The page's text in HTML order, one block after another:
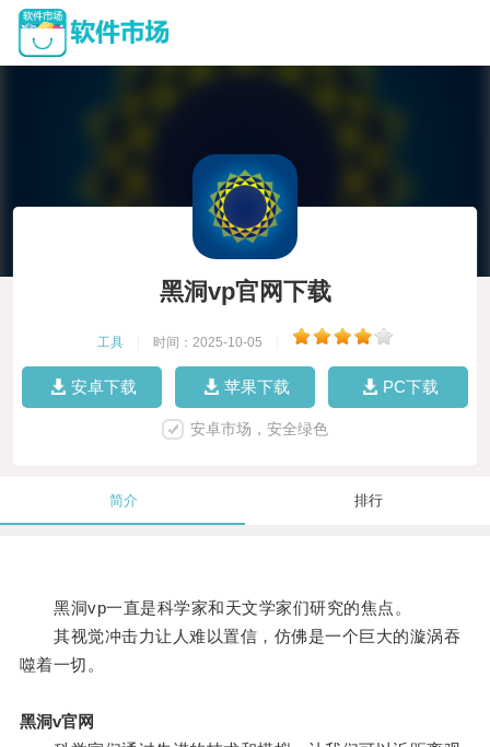
黑洞vp官网下载
工具 时间：2025-10-05
安卓下载 苹果下载 PC下载
安卓市场，安全绿色
简介 排行
黑洞vp一直是科学家和天文学家们研究的焦点。
其视觉冲击力让人难以置信，仿佛是一个巨大的漩涡吞
噬着一切。
黑洞v官网